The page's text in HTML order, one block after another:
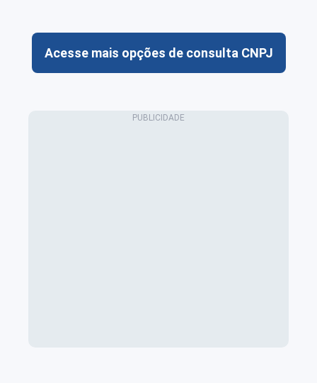
Acesse mais opções de consulta CNPJ